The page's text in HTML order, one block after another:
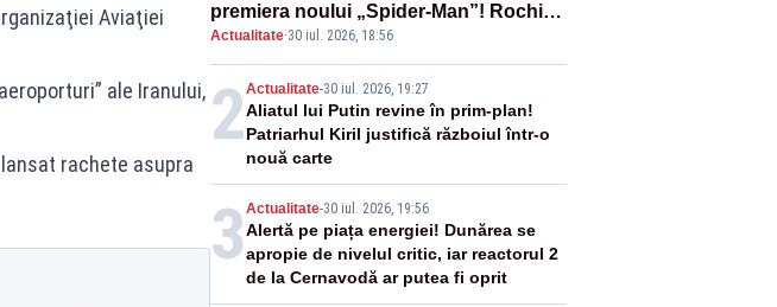
Aviaţiei
ale Iranului,
rachete asupra
premiera noului „Spider-Man”! Rochia
inspirată de pânza de păianjen a făcut
senzație
Actualitate·30 iul. 2026, 18:56
2Actualitate-30 iul. 2026, 19:27
Aliatul lui Putin revine în prim-plan!
Patriarhul Kiril justifică războiul într-o
nouă carte
3 Actualitate-30 iul. 2026, 19:56
Alertă pe piața energiei! Dunărea se
apropie de nivelul critic, iar reactorul 2
de la Cernavodă ar putea fi oprit